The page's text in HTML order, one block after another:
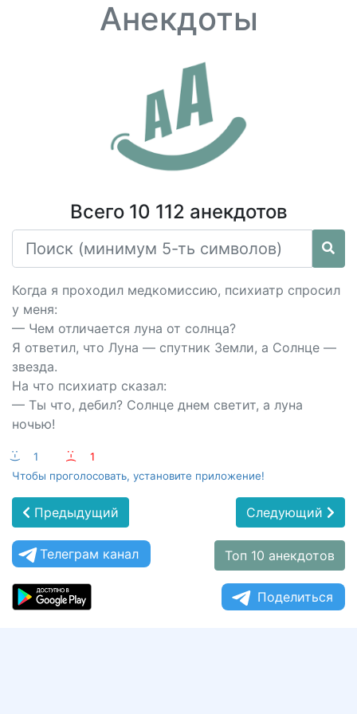
Анекдоты
Всего 10 112 анекдотов
Когда я проходил медкомиссию, психиатр спросил
у меня:
— Чем отличается луна от солнца?
Я ответил, что Луна — спутник Земли, а Солнце —
звезда.
На что психиатр сказал:
— Ты что, дебил? Солнце днем светит, а луна
ночью!
:-) 1 :-(
1
Чтобы проголосовать, установите приложение!
Предыдущий Следующий
Телеграм канал Топ 10 анекдотов
Поделиться